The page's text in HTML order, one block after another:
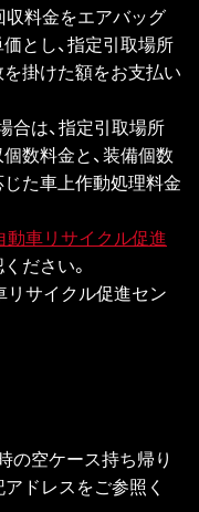
収料金をエアバッグ
とし、指定引取場所
掛けた額をお支払い
合は、指定引取場所
数料金と、装備個数
た車上作動処理料金
動車リサイクル促進
ださい。
リサイクル促進セン
の空ケース持ち帰り
アドレスをご参照く